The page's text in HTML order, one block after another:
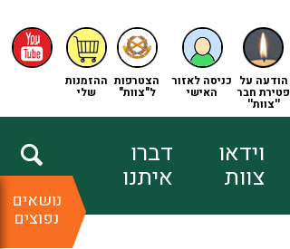
ההזמנות
שלי
הצטרפות
ל"צוות"
כניסה לאזור
האישי
הודעה על
פטירת חבר
''צוות''
וידאו
צוות
דברו
איתנו
נושאים
נפוצים